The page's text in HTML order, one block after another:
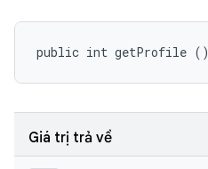
public int getProfile ()
Giá trị trả về